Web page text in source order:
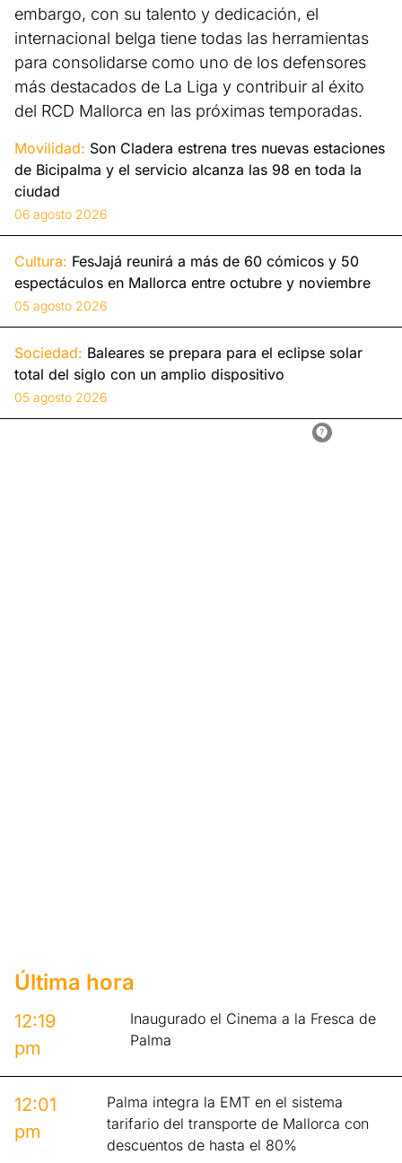
embargo, con su talento y dedicación, el
internacional belga tiene todas las herramientas
para consolidarse como uno de los defensores
más destacados de La Liga y contribuir al éxito
del RCD Mallorca en las próximas temporadas.
Movilidad: Son Cladera estrena tres nuevas estaciones
de Bicipalma y el servicio alcanza las 98 en toda la
ciudad
06 agosto 2026
Cultura: FesJajá reunirá a más de 60 cómicos y 50
espectáculos en Mallorca entre octubre y noviembre
05 agosto 2026
Sociedad: Baleares se prepara para el eclipse solar
total del siglo con un amplio dispositivo
05 agosto 2026
Última hora
12:19
pm
Inaugurado el Cinema a la Fresca de
Palma
12:01
pm
Palma integra la EMT en el sistema
tarifario del transporte de Mallorca con
descuentos de hasta el 80%